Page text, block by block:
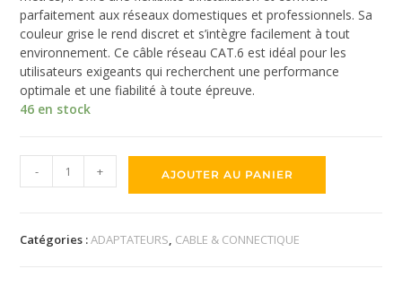
parfaitement aux réseaux domestiques et professionnels. Sa
couleur grise le rend discret et s’intègre facilement à tout
environnement. Ce câble réseau CAT.6 est idéal pour les
utilisateurs exigeants qui recherchent une performance
optimale et une fiabilité à toute épreuve.
46 en stock
- + AJOUTER AU PANIER
Catégories :ADAPTATEURS, CABLE & CONNECTIQUE